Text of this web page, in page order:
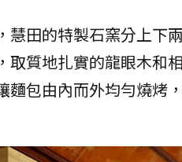
慧田的特製石窯分上下
取質地扎實的龍眼木和
麵包由內而外均勻燒烤